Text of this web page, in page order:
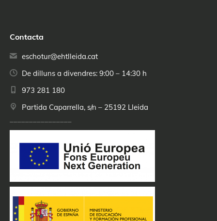
Contacta
eschotur@ehtlleida.cat
De dilluns a divendres: 9:00 – 14:30 h
973 281 180
Partida Caparrella, s/n – 25192 Lleida